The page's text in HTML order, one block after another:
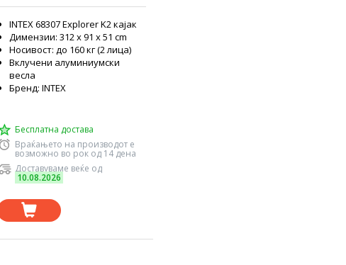
INTEX 68307 Explorer K2 кајак
Димензии: 312 x 91 x 51 cm
Носивост: до 160 кг (2 лица)
Вклучени алуминиумски
весла
Бренд: INTEX
Бесплатна достава
Враќањето на производот е
возможно во рок од 14 дена
Доставуваме веќе од
10.08.2026